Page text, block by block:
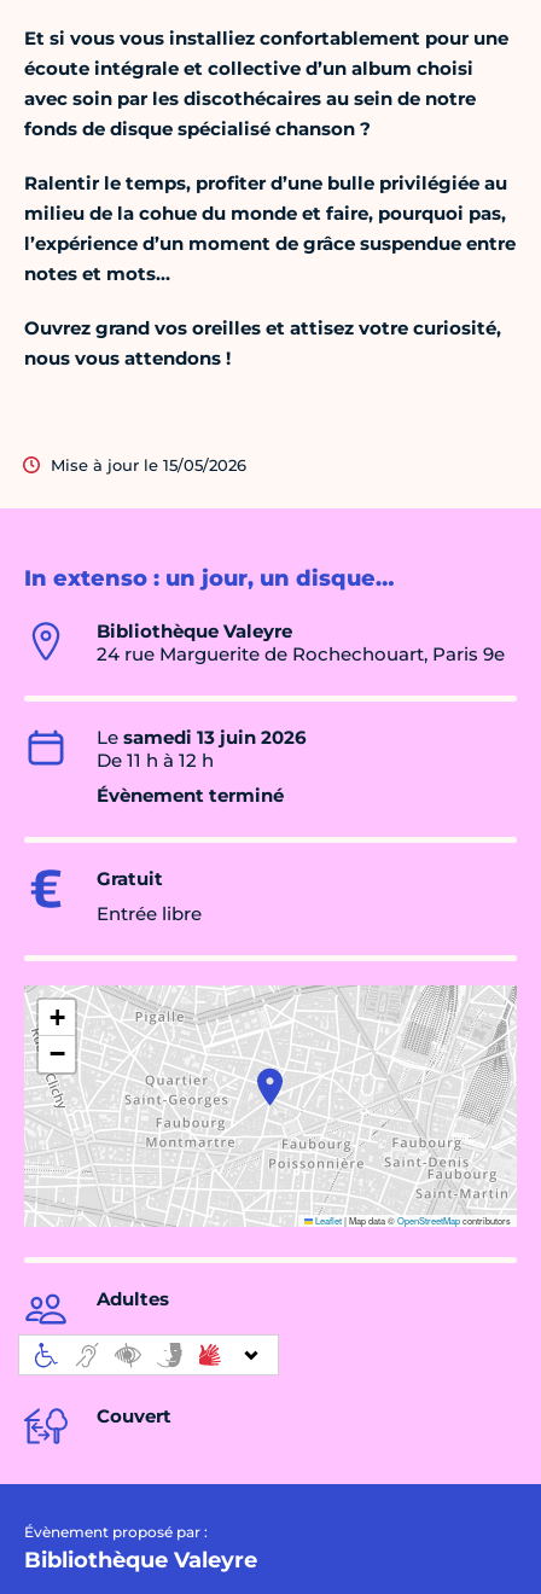
In extenso : un jour, un disque…
Bibliothèque Valeyre
24 rue Marguerite de Rochechouart, Paris 9e
Le samedi 13 juin 2026
De 11 h à 12 h
Évènement terminé
Gratuit
Entrée libre
+
−
Leaflet|Map data ©OpenStreetMapcontributors
Adultes
Couvert
Évènement proposé par :
Bibliothèque Valeyre
Et si vous vous installiez confortablement pour une
écoute intégrale et collective d’un album choisi
avec soin par les discothécaires au sein de notre
fonds de disque spécialisé chanson ?
Ralentir le temps, profiter d’une bulle privilégiée au
milieu de la cohue du monde et faire, pourquoi pas,
l’expérience d’un moment de grâce suspendue entre
notes et mots…
Ouvrez grand vos oreilles et attisez votre curiosité,
nous vous attendons !
Mise à jour le 15/05/2026